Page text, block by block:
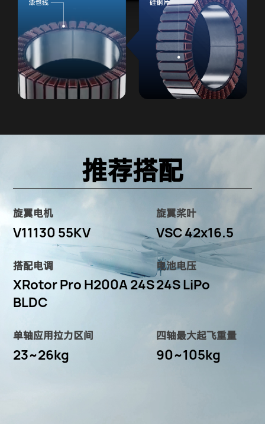
推荐搭配
旋翼电机
V11130 55KV
旋翼桨叶
VSC 42x16.5
搭配电调
XRotor Pro H200A 24S
BLDC
电池电压
24S LiPo
单轴应用拉力区间
23~26kg
四轴最大起飞重量
90~105kg